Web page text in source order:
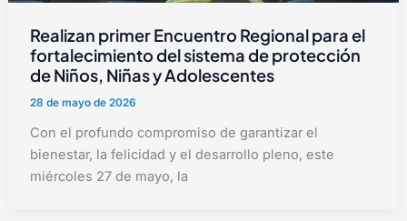
Realizan primer Encuentro Regional para el
fortalecimiento del sistema de protección
de Niños, Niñas y Adolescentes
28 de mayo de 2026
Con el profundo compromiso de garantizar el
bienestar, la felicidad y el desarrollo pleno, este
miércoles 27 de mayo, la